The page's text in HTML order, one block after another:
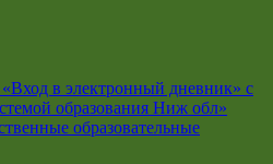
в электронный дневник» с
образования Ниж обл»
образовательные